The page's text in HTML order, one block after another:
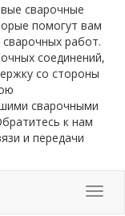
сварочные
помогут вам
работ.
соединений,
со стороны
сварочными
к нам
и передачи
Меню